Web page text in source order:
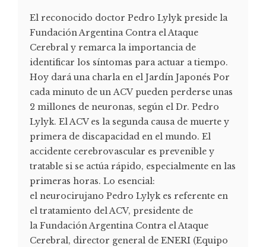
El reconocido doctor Pedro Lylyk preside la
Fundación Argentina Contra el Ataque
Cerebral y remarca la importancia de
identificar los síntomas para actuar a tiempo.
Hoy dará una charla en el Jardín Japonés Por
cada minuto de un ACV pueden perderse unas
2 millones de neuronas, según el Dr. Pedro
Lylyk. El ACV es la segunda causa de muerte y
primera de discapacidad en el mundo. El
accidente cerebrovascular es prevenible y
tratable si se actúa rápido, especialmente en las
primeras horas. Lo esencial:
el neurocirujano Pedro Lylyk es referente en
el tratamiento del ACV, presidente de
la Fundación Argentina Contra el Ataque
Cerebral, director general de ENERI (Equipo